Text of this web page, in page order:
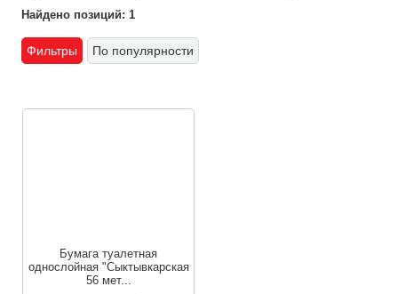
Найдено позиций: 1
Фильтры По популярности
Бумага туалетная
однослойная "Сыктывкарская
56 мет...